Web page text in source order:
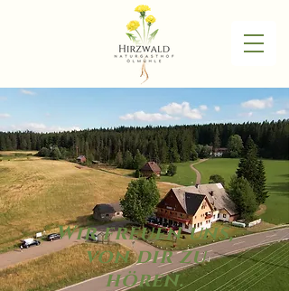
Wir freuen uns,
von dir zu
hören.